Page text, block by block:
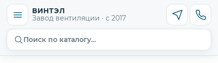
ВИНТЭЛ
Завод вентиляции · с 2017
Поиск по каталогу…